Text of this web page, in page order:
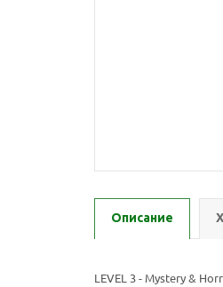
Описание
LEVEL 3 - Mystery &